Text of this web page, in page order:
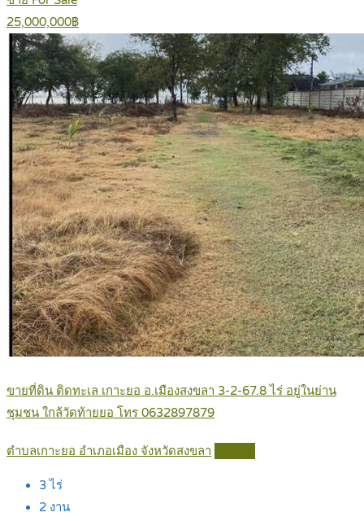
25,000,000฿
ขายที่ดิน ติดทะเล เกาะยอ อ.เมืองสงขลา 3-2-67.8 ไร่ อยู่ในย่าน
ชุมชน ใกล้วัดท้ายยอ โทร 0632897879
ตำบลเกาะยอ อำเภอเมือง จังหวัดสงขลา
3 ไร่
2 งาน